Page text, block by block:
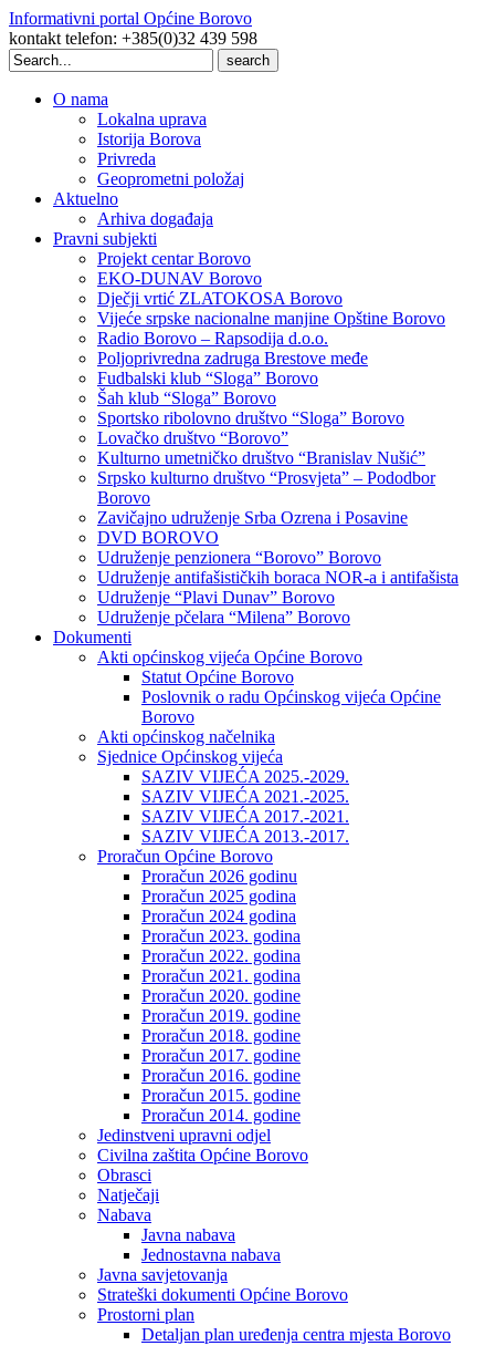
Informativni portal Općine Borovo
kontakt telefon: +385(0)32 439 598
Search
for:
O nama
Lokalna uprava
Istorija Borova
Privreda
Geoprometni položaj
Aktuelno
Arhiva događaja
Pravni subjekti
Projekt centar Borovo
EKO-DUNAV Borovo
Dječji vrtić ZLATOKOSA Borovo
Vijeće srpske nacionalne manjine Opštine Borovo
Radio Borovo – Rapsodija d.o.o.
Poljoprivredna zadruga Brestove međe
Fudbalski klub “Sloga” Borovo
Šah klub “Sloga” Borovo
Sportsko ribolovno društvo “Sloga” Borovo
Lovačko društvo “Borovo”
Kulturno umetničko društvo “Branislav Nušić”
Srpsko kulturno društvo “Prosvjeta” – Pododbor
Borovo
Zavičajno udruženje Srba Ozrena i Posavine
DVD BOROVO
Udruženje penzionera “Borovo” Borovo
Udruženje antifašističkih boraca NOR-a i antifašista
Udruženje “Plavi Dunav” Borovo
Udruženje pčelara “Milena” Borovo
Dokumenti
Akti općinskog vijeća Općine Borovo
Statut Općine Borovo
Poslovnik o radu Općinskog vijeća Općine
Borovo
Akti općinskog načelnika
Sjednice Općinskog vijeća
SAZIV VIJEĆA 2025.-2029.
SAZIV VIJEĆA 2021.-2025.
SAZIV VIJEĆA 2017.-2021.
SAZIV VIJEĆA 2013.-2017.
Proračun Općine Borovo
Proračun 2026 godinu
Proračun 2025 godina
Proračun 2024 godina
Proračun 2023. godina
Proračun 2022. godina
Proračun 2021. godina
Proračun 2020. godine
Proračun 2019. godine
Proračun 2018. godine
Proračun 2017. godine
Proračun 2016. godine
Proračun 2015. godine
Proračun 2014. godine
Jedinstveni upravni odjel
Civilna zaštita Općine Borovo
Obrasci
Natječaji
Nabava
Javna nabava
Jednostavna nabava
Javna savjetovanja
Strateški dokumenti Općine Borovo
Prostorni plan
Detaljan plan uređenja centra mjesta Borovo